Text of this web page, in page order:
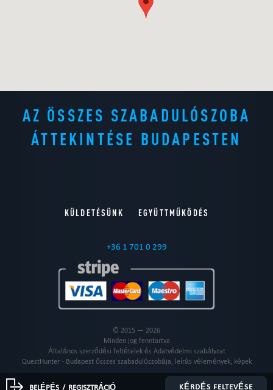
AZ ÖSSZES SZABADULÓSZOBA
ÁTTEKINTÉSE BUDAPESTEN
KÜLDETÉSÜNK EGYÜTTMŰKÖDÉS
+36 1 701 0 299
© 2015 — 2026
Minden jog fenntartva
Általános szerződési feltételek és Adatvédelmi szabályzat
QuestHunter - Budapest összes szabadulószobája, leírás vélemények, képek
BELÉPÉS / REGISZTRÁCIÓ KÉRDÉS FELTEVÉSE